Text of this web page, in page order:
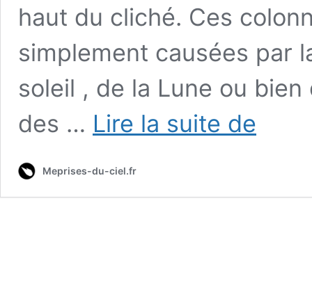
haut du cliché. Ces
simplement causées par
soleil , de la Lune ou
des … Lire la suite de
Meprises-du-ciel.fr